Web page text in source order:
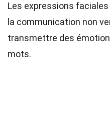
Les expressions
la communication non
transmettre des
mots.